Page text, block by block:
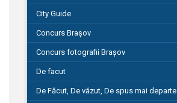
City Guide
Concurs Brașov
Concurs fotografii Brașov
De facut
De Făcut, De văzut, De spus mai departe